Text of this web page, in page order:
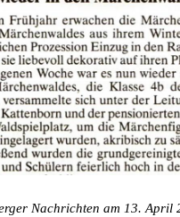
Nachrichten am 13. April